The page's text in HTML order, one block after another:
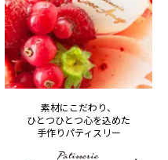
素材にこだわり、
ひとつひとつ心を込めた
手作りパティスリー